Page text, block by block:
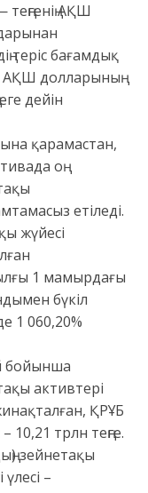
теңгенің АҚШ
теріс бағамдық
АҚШ долларының
дейін
қарамастан,
оң
етіледі.
жүйесі
1 мамырдағы
бүкіл
1 060,20%
бойынша
активтері
ҚРҰБ
10,21 трлн теңге.
зейнетақы
–